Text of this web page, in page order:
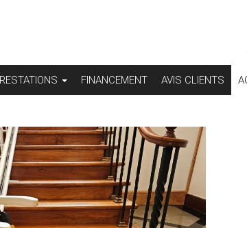
FINANCEMENT AVIS CLIENTS